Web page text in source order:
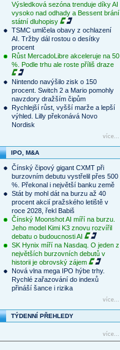
Výsledková sezóna trenduje díky AI
vysoko nad odhady a Bessent brání
státní dluhopisy
TSMC umlčela obavy z ochlazení
AI. Tržby dál rostou o desítky
procent
Růst MercadoLibre akceleruje na 50
%. Podle trhu ale roste příliš draze
Nintendo navýšilo zisk o 150
procent. Switch 2 a Mario pomohly
navzdory dražším čipům
Rychlejší růst, vyšší marže a lepší
výhled. Lilly překonává Novo
Nordisk
více...
IPO, M&A
Čínský čipový gigant CXMT při
burzovním debutu vystřelil přes 500
%. Překonal i největší banku země
Stát by mohl dát na burzu až 40
procent akcií pražského letiště v
roce 2028, řekl Babiš
Čínský Moonshot AI míří na burzu.
Jeho model Kimi K3 znovu rozvířil
debatu o budoucnosti AI
SK Hynix míří na Nasdaq. O jeden z
největších burzovních debutů v
historii je obrovský zájem
Nová vlna mega IPO hýbe trhy.
Rychlé zařazování do indexů
přináší šance i rizika
více...
TÝDENNÍ PŘEHLEDY
více...